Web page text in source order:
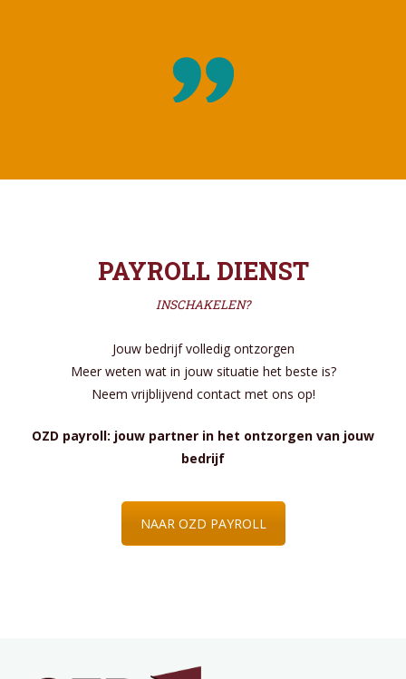
PAYROLL DIENST
INSCHAKELEN?
Jouw bedrijf volledig ontzorgen
Meer weten wat in jouw situatie het beste is?
Neem vrijblijvend contact met ons op!
OZD payroll: jouw partner in het ontzorgen van jouw
bedrijf
NAAR OZD PAYROLL